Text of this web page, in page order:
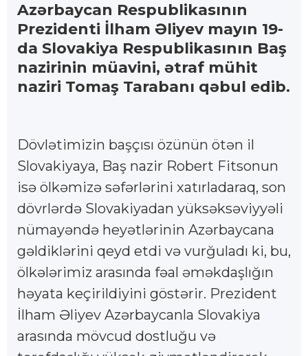
Azərbaycan Respublikasının
Prezidenti İlham Əliyev mayın 19-
da Slovakiya Respublikasının Baş
nazirinin müavini, ətraf mühit
naziri Tomaş Tarabanı qəbul edib.
Dövlətimizin başçısı özünün ötən il
Slovakiyaya, Baş nazir Robert Fitsonun
isə ölkəmizə səfərlərini xatırladaraq, son
dövrlərdə Slovakiyadan yüksəksəviyyəli
nümayəndə heyətlərinin Azərbaycana
gəldiklərini qeyd etdi və vurğuladı ki, bu,
ölkələrimiz arasında fəal əməkdaşlığın
həyata keçirildiyini göstərir. Prezident
İlham Əliyev Azərbaycanla Slovakiya
arasında mövcud dostluğu və